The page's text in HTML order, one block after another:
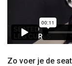
Zo voer je de